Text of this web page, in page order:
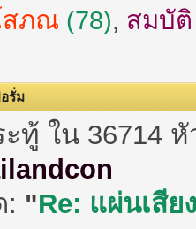
สภณ (78), สมบัติ
รั่ม
ะทู้ ใน 36714
: "Re: แผ่นเสีย